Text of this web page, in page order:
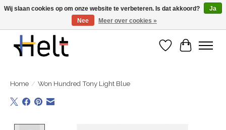
Ontdek de nieuwe collecties in store & online
Verlanglijst
Home / Won Hundred Tony Light Blue
Wij slaan cookies op om onze website te verbeteren. Is dat akkoord?
Ja
Nee
Meer over cookies »